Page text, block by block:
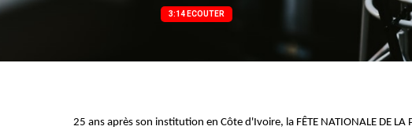
3:14 ECOUTER
25 ans après son institution en Côte d'Ivoire, la FÊTE NATIONALE DE